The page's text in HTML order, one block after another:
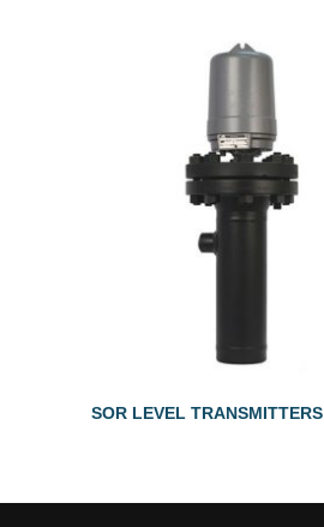
SOR LEVEL TRANSMITTERS